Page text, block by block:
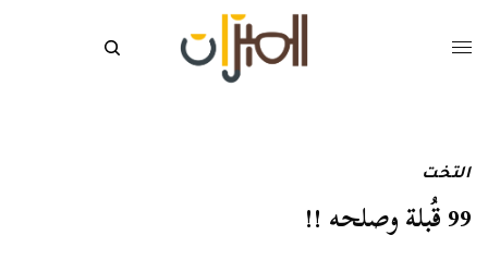
التخت
99 قُبلة وصلحه !!